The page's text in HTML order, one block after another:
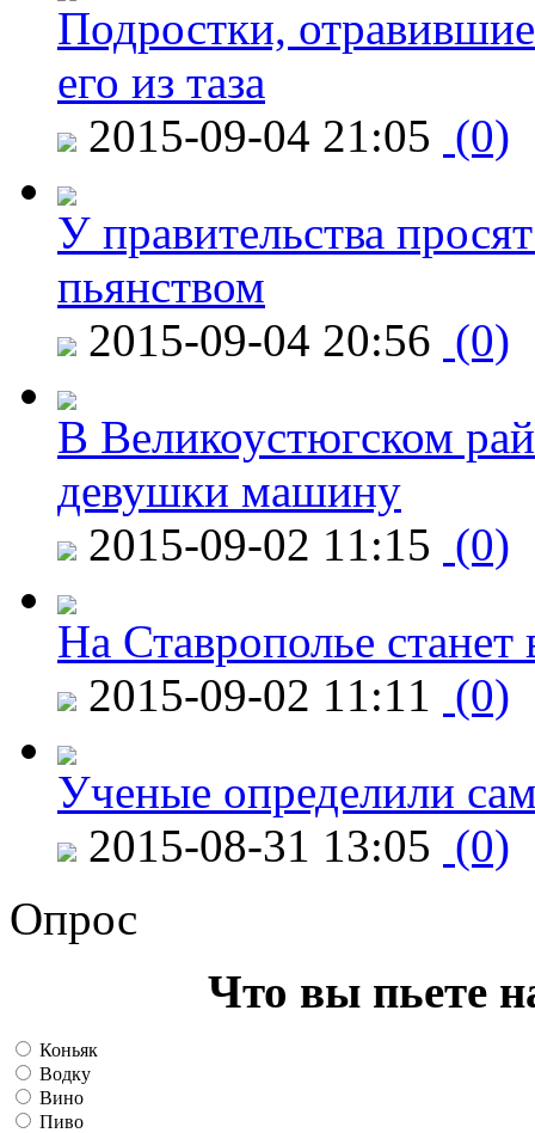
Подростки,
его из таза
2015-09-04 21:05 (0)
У правительства
пьянством
2015-09-04 20:56 (0)
В Великоустюгском
девушки машину
2015-09-02 11:15 (0)
На Ставрополье
2015-09-02 11:11 (0)
Ученые определили
2015-08-31 13:05 (0)
Опрос
Что вы пьете
Коньяк
Водку
Вино
Пиво